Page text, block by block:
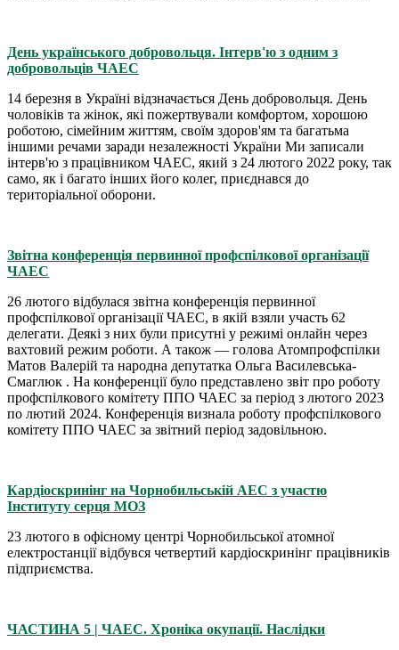
День українського добровольця. Інтерв'ю з одним з
добровольців ЧАЕС
14 березня в Україні відзначається День добровольця. День
чоловіків та жінок, які пожертвували комфортом, хорошою
роботою, сімейним життям, своїм здоров'ям та багатьма
іншими речами заради незалежності України Ми записали
інтерв'ю з працівником ЧАЕС, який з 24 лютого 2022 року, так
само, як і багато інших його колег, приєднався до
територіальної оборони.
Звітна конференція первинної профспілкової організації
ЧАЕС
26 лютого відбулася звітна конференція первинної
профспілкової організації ЧАЕС, в якій взяли участь 62
делегати. Деякі з них були присутні у режимі онлайн через
вахтовий режим роботи. А також — голова Атомпрофспілки
Матов Валерій та народна депутатка Ольга Василевська-
Смаглюк . На конференції було представлено звіт про роботу
профспілкового комітету ППО ЧАЕС за період з лютого 2023
по лютий 2024. Конференція визнала роботу профспілкового
комітету ППО ЧАЕС за звітний період задовільною.
Кардіоскринінг на Чорнобильській АЕС з участю
Інституту серця МОЗ
23 лютого в офісному центрі Чорнобильської атомної
електростанції відбувся четвертий кардіоскринінг працівників
підприємства.
ЧАСТИНА 5 | ЧАЕС. Хроніка окупації. Наслідки